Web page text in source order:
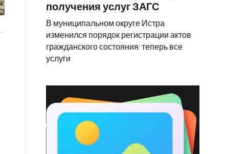
получения услуг ЗАГС
В муниципальном округе Истра
изменился порядок регистрации актов
гражданского состояния: теперь все
услуги